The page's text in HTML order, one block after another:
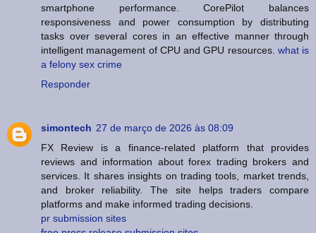
smartphone performance. CorePilot balances
responsiveness and power consumption by distributing
tasks over several cores in an effective manner through
intelligent management of CPU and GPU resources. what is
a felony sex crime
Responder
simontech 27 de março de 2026 às 08:09
FX Review is a finance-related platform that provides
reviews and information about forex trading brokers and
services. It shares insights on trading tools, market trends,
and broker reliability. The site helps traders compare
platforms and make informed trading decisions.
pr submission sites